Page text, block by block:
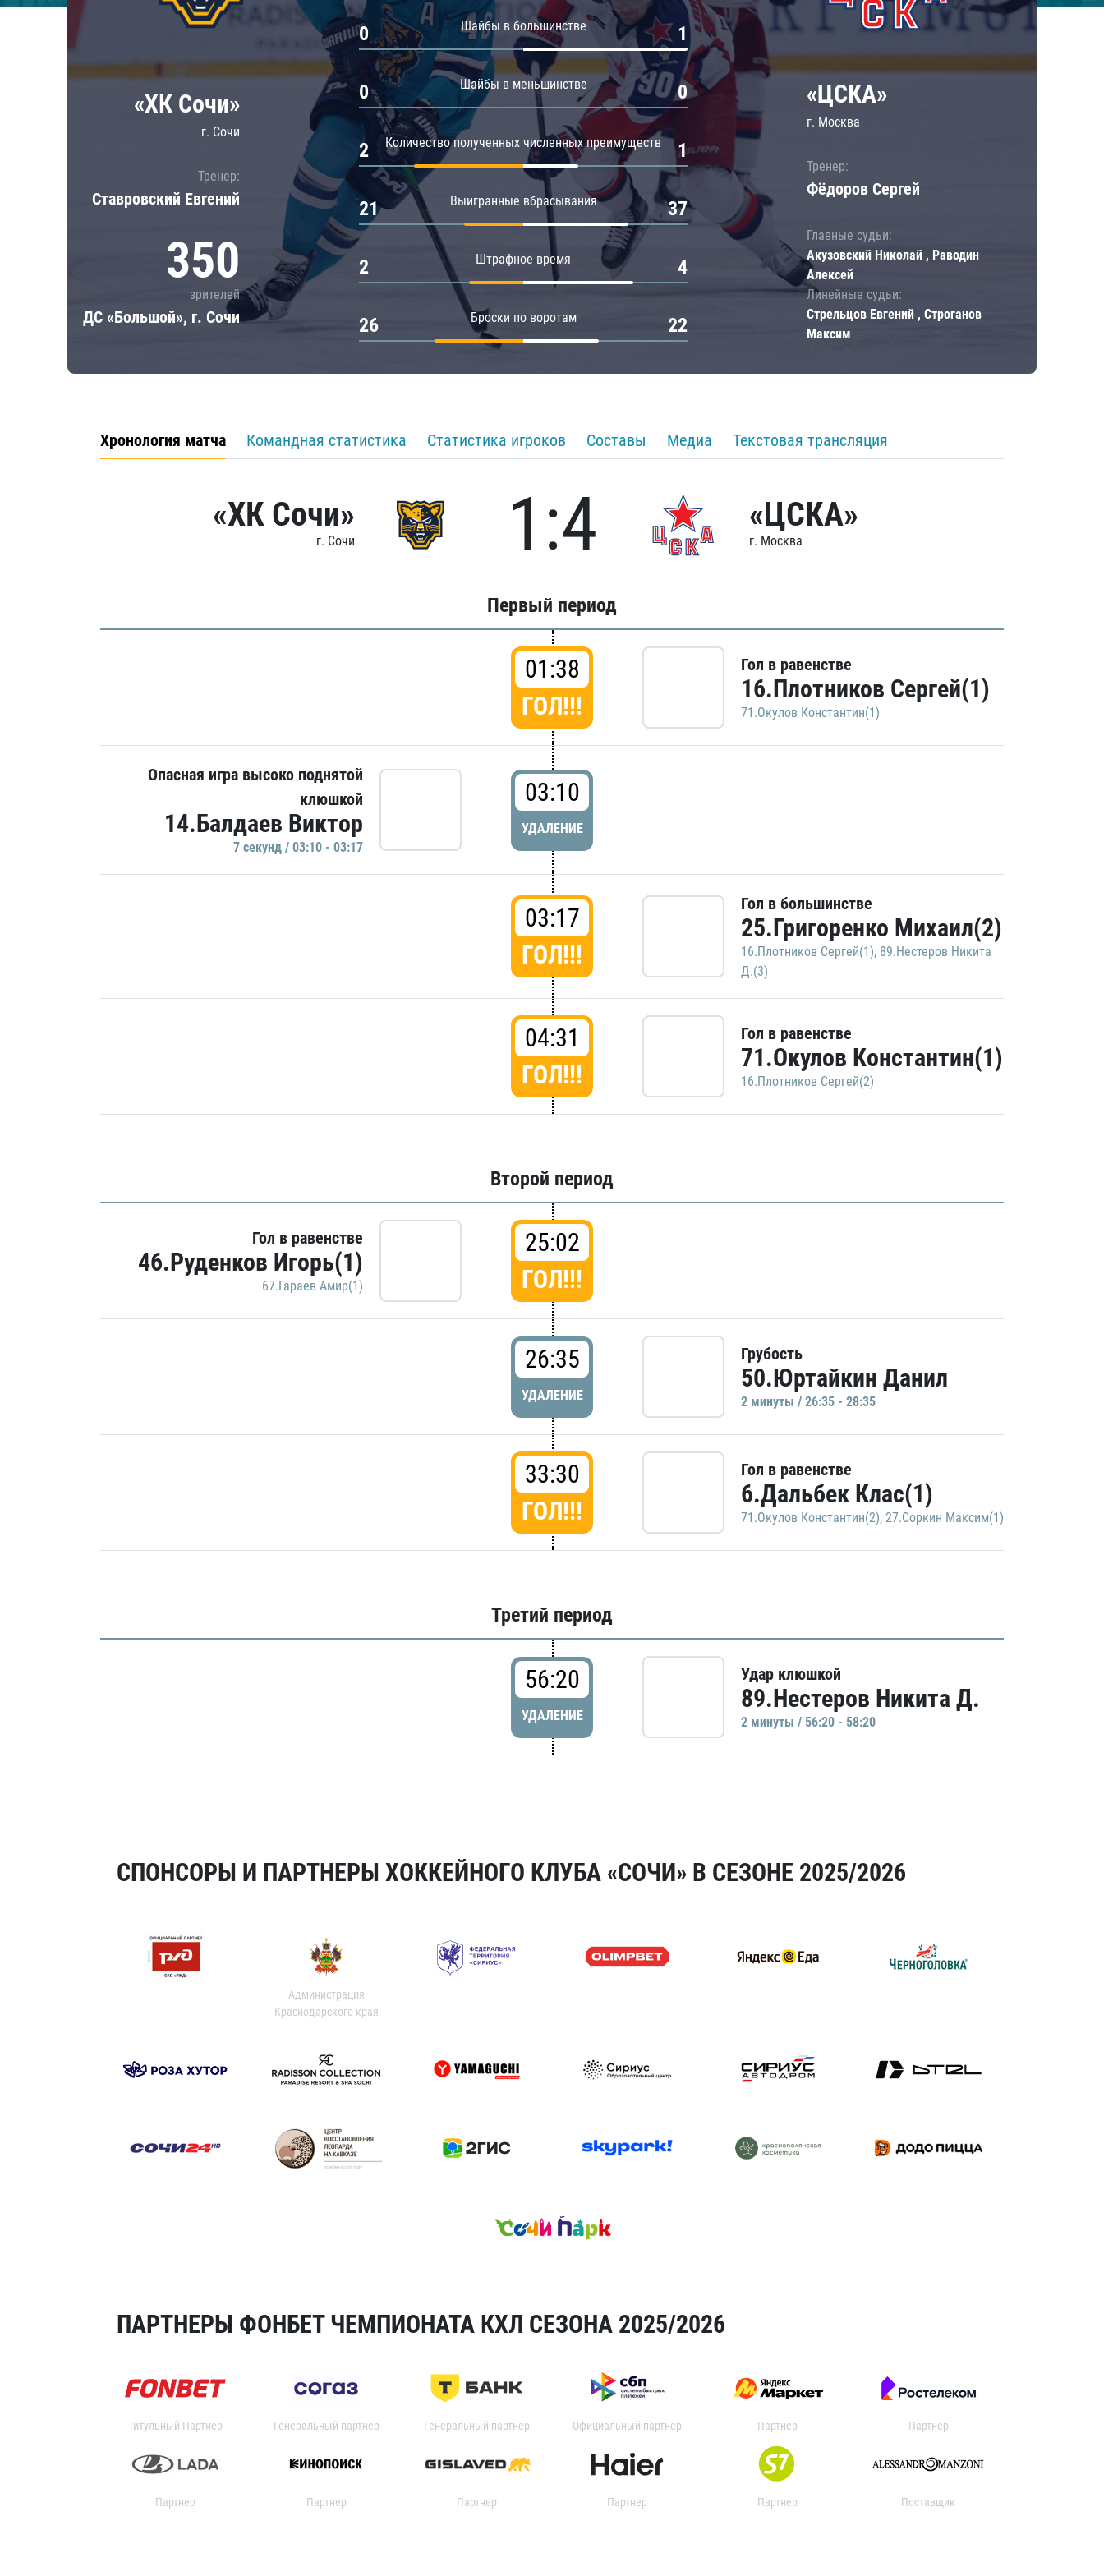
Локомотив
ЦСКА
Шанхайские Драконы
Амур
Барыс
Салават Юлаев
«ХК Сочи»
г. Сочи
Тренер:
Ставровский Евгений
350
зрителей
ДС «Большой», г. Сочи
Шайбы в большинстве
0 1
Шайбы в меньшинстве
0 0
Количество полученных численных преимуществ
2 1
Выигранные вбрасывания
21 37
Штрафное время
2 4
Броски по воротам
26 22
«ЦСКА»
г. Москва
Тренер:
Фёдоров Сергей
Главные судьи:
Акузовский Николай , Раводин
Алексей
Линейные судьи:
Стрельцов Евгений , Строганов
Максим
Хронология матча Командная статистика Статистика игроков Составы Медиа Текстовая трансляция
«ХК Сочи»
г. Сочи 1:4 «ЦСКА»
г. Москва
Первый период
01:38
ГОЛ!!!
Гол в равенстве
16.Плотников Сергей(1)
71.Окулов Константин(1)
Опасная игра высоко поднятой
клюшкой
14.Балдаев Виктор
7 секунд / 03:10 - 03:17
03:10
УДАЛЕНИЕ
03:17
ГОЛ!!!
Гол в большинстве
25.Григоренко Михаил(2)
16.Плотников Сергей(1), 89.Нестеров Никита
Д.(3)
04:31
ГОЛ!!!
Гол в равенстве
71.Окулов Константин(1)
16.Плотников Сергей(2)
Второй период
Гол в равенстве
46.Руденков Игорь(1)
67.Гараев Амир(1)
25:02
ГОЛ!!!
26:35
УДАЛЕНИЕ
Грубость
50.Юртайкин Данил
2 минуты / 26:35 - 28:35
33:30
ГОЛ!!!
Гол в равенстве
6.Дальбек Клас(1)
71.Окулов Константин(2), 27.Соркин Максим(1)
Третий период
56:20
УДАЛЕНИЕ
Удар клюшкой
89.Нестеров Никита Д.
2 минуты / 56:20 - 58:20
СПОНСОРЫ И ПАРТНЕРЫ ХОККЕЙНОГО КЛУБА «СОЧИ» В СЕЗОНЕ 2025/2026
Администрация
Краснодарского края
ПАРТНЕРЫ ФОНБЕТ ЧЕМПИОНАТА КХЛ СЕЗОНА 2025/2026
Титульный Партнер Генеральный партнер Генеральный партнер Официальный партнер Партнер Партнер
Партнер Партнер Партнер Партнер Партнер Поставщик